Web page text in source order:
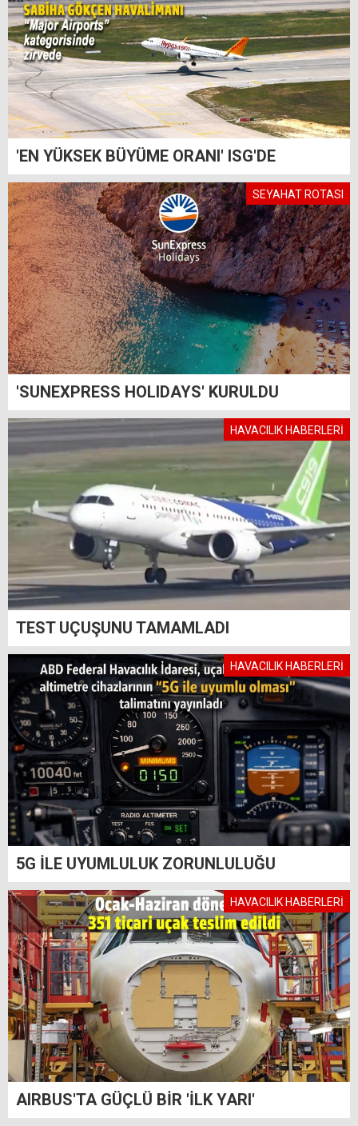
'EN YÜKSEK BÜYÜME ORANI' ISG'DE
SEYAHAT ROTASI
'SUNEXPRESS HOLIDAYS' KURULDU
HAVACILIK HABERLERİ
TEST UÇUŞUNU TAMAMLADI
HAVACILIK HABERLERİ
5G İLE UYUMLULUK ZORUNLULUĞU
HAVACILIK HABERLERİ
AIRBUS'TA GÜÇLÜ BİR 'İLK YARI'